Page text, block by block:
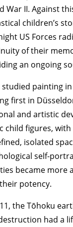
War II. Against
children’s
US Forces
of their
an ongoing
studied painting
first in
and artistic
child figures,
isolated
self-
became more
potency.
the Tōhoku
had a